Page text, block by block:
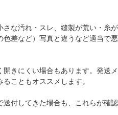
な汚れ・スレ、縫製が荒い・糸
差など）写真と違うなど適当で
きにくい場合もあります。発送
こともオススメします。
付してきた場合も、これらが確